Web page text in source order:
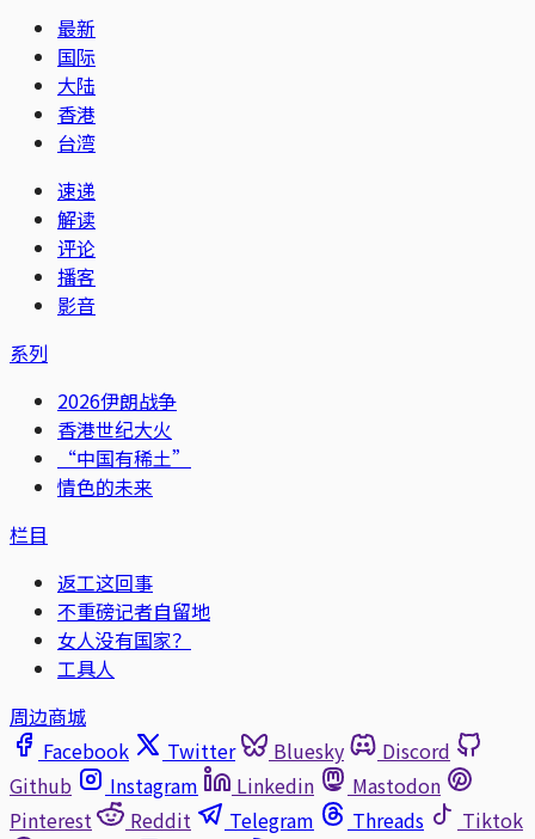
最新
国际
大陆
香港
台湾
速递
解读
评论
播客
影音
系列
2026伊朗战争
香港世纪大火
“中国有稀土”
情色的未来
栏目
返工这回事
不重磅记者自留地
女人没有国家？
工具人
周边商城
Facebook
Twitter Bluesky
Discord
Github
Instagram Linkedin
Mastodon
Pinterest
Reddit Telegram Threads
Tiktok